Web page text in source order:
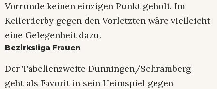
Vorrunde keinen einzigen Punkt geholt. Im
Kellerderby gegen den Vorletzten wäre vielleicht
eine Gelegenheit dazu.
Bezirksliga Frauen
Der Tabellenzweite Dunningen/Schramberg
geht als Favorit in sein Heimspiel gegen